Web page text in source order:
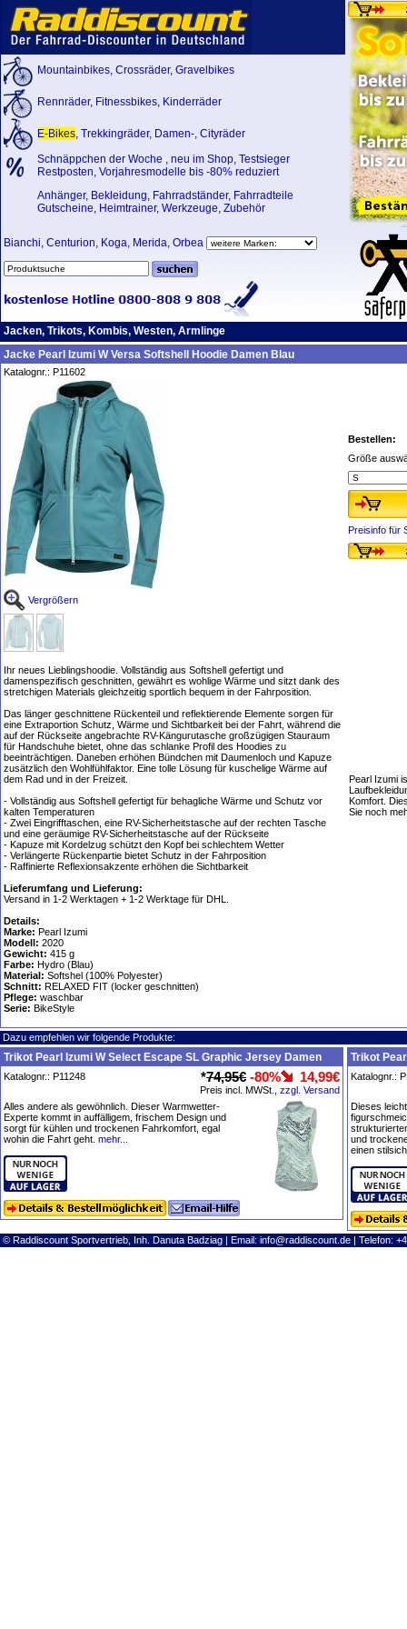
Mountainbikes, Crossräder, Gravelbikes
Rennräder, Fitnessbikes, Kinderräder
E-Bikes, Trekkingräder, Damen-, Cityräder
Schnäppchen der Woche , neu im Shop, Testsieger
Restposten, Vorjahresmodelle bis -80% reduziert
Anhänger, Bekleidung, Fahrradständer, Fahrradteile
Gutscheine, Heimtrainer, Werkzeuge, Zubehör
Bianchi, Centurion, Koga, Merida, Orbea
Jacken, Trikots, Kombis, Westen, Armlinge
Jacke Pearl Izumi W Versa Softshell Hoodie Damen Blau
Katalognr.: P11602
Vergrößern
Ihr neues Lieblingshoodie. Vollständig aus Softshell gefertigt und
damenspezifisch geschnitten, gewährt es wohlige Wärme und sitzt dank des
stretchigen Materials gleichzeitig sportlich bequem in der Fahrposition.
Das länger geschnittene Rückenteil und reflektierende Elemente sorgen für
eine Extraportion Schutz, Wärme und Sichtbarkeit bei der Fahrt, während die
auf der Rückseite angebrachte RV-Kängurutasche großzügigen Stauraum
für Handschuhe bietet, ohne das schlanke Profil des Hoodies zu
beeinträchtigen. Daneben erhöhen Bündchen mit Daumenloch und Kapuze
zusätzlich den Wohlfühlfaktor. Eine tolle Lösung für kuschelige Wärme auf
dem Rad und in der Freizeit.
- Vollständig aus Softshell gefertigt für behagliche Wärme und Schutz vor
kalten Temperaturen
- Zwei Eingrifftaschen, eine RV-Sicherheitstasche auf der rechten Tasche
und eine geräumige RV-Sicherheitstasche auf der Rückseite
- Kapuze mit Kordelzug schützt den Kopf bei schlechtem Wetter
- Verlängerte Rückenpartie bietet Schutz in der Fahrposition
- Raffinierte Reflexionsakzente erhöhen die Sichtbarkeit
Lieferumfang und Lieferung:
Versand in 1-2 Werktagen + 1-2 Werktage für DHL.
Details:
Marke: Pearl Izumi
Modell: 2020
Gewicht: 415 g
Farbe: Hydro (Blau)
Material: Softshel (100% Polyester)
Schnitt: RELAXED FIT (locker geschnitten)
Pflege: waschbar
Serie: BikeStyle
Bestellen:
Größe
Preisinfo für
Pearl Izumi
Komfort.
Sie noch
Dazu empfehlen wir folgende Produkte:
Trikot Pearl Izumi W Select Escape SL Graphic Jersey Damen
Katalognr.: P11248 *74,95€ -80% 14,99€
Preis incl. MWSt., zzgl. Versand
Alles andere als gewöhnlich. Dieser Warmwetter-
Experte kommt in auffälligem, frischem Design und
sorgt für kühlen und trockenen Fahrkomfort, egal
wohin die Fahrt geht. mehr...
Trikot
Katalognr.:
Dieses
und
einen
© Raddiscount Sportvertrieb, Inh. Danuta Badziag | Email: info@raddiscount.de | Telefon: